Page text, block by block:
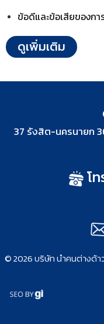
ข้อดีและข้อเสียของก
ดูเพิ่มเติม
37 รังสิต-นครนายก
โ
©2026 บริษัท นำคนต่างด้า